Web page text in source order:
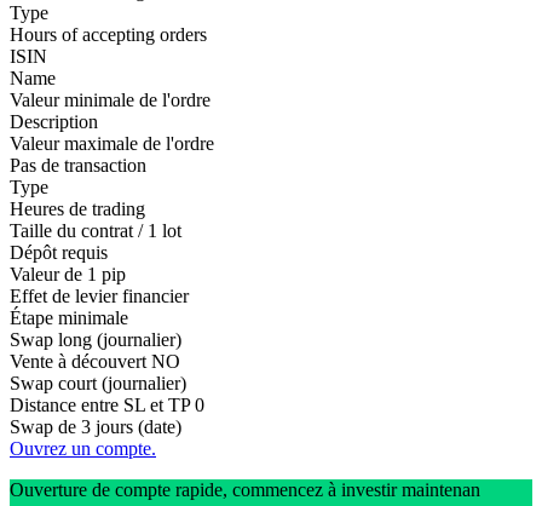
Type
Hours of accepting orders
ISIN
Name
Valeur minimale de l'ordre
Description
Valeur maximale de l'ordre
Pas de transaction
Type
Heures de trading
Taille du contrat / 1 lot
Dépôt requis
Valeur de 1 pip
Effet de levier financier
Étape minimale
Swap long (journalier)
Vente à découvert NO
Swap court (journalier)
Distance entre SL et TP 0
Swap de 3 jours (date)
Ouvrez un compte.
Ouverture de compte rapide, commencez à investir maintenan